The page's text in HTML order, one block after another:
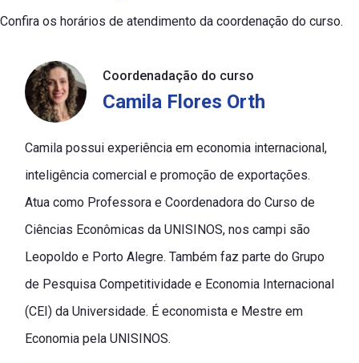
Confira os horários de atendimento da coordenação do curso.
Coordenadação do curso
Camila Flores Orth
Camila possui experiência em economia internacional,
inteligência comercial e promoção de exportações.
Atua como Professora e Coordenadora do Curso de
Ciências Econômicas da UNISINOS, nos campi são
Leopoldo e Porto Alegre. Também faz parte do Grupo
de Pesquisa Competitividade e Economia Internacional
(CEI) da Universidade. É economista e Mestre em
Economia pela UNISINOS.